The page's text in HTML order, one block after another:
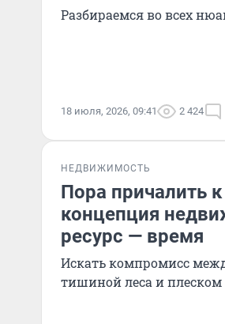
Разбираемся во всех
18 июля, 2026, 09:41 2 424
НЕДВИЖИМОСТЬ
Пора причалить
концепция
ресурс — время
Искать компромисс
тишиной леса и